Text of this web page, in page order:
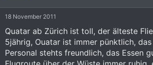
18 November 2011
Quatar ab Zürich ist toll, der älteste
5jährig, Ouatar ist immer pünktlich,
Personal stehts freundlich, das Essen